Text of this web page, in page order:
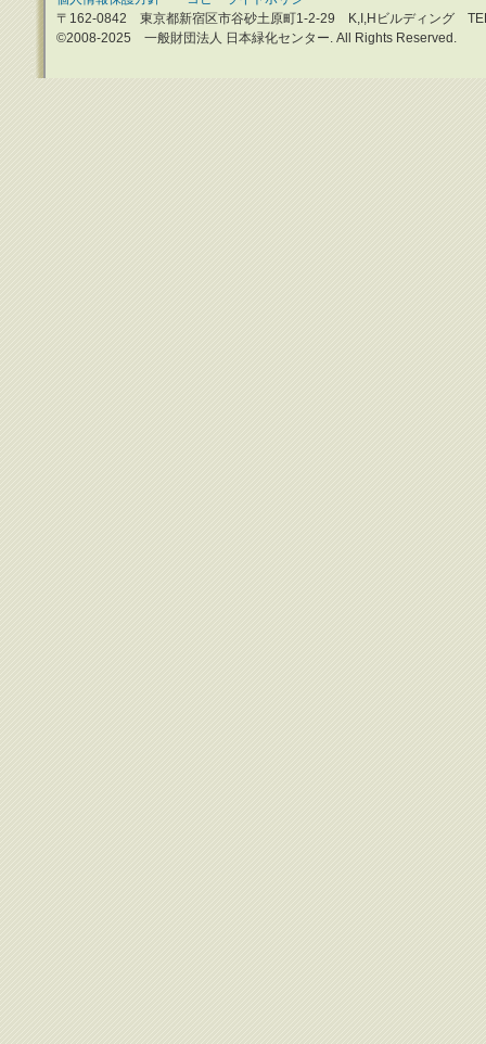
〒162-0842 東京都新宿区市谷砂土原町1-2-29 K,I,Hビルディング
©2008-2025 一般財団法人 日本緑化センター. All Rights Reserved.